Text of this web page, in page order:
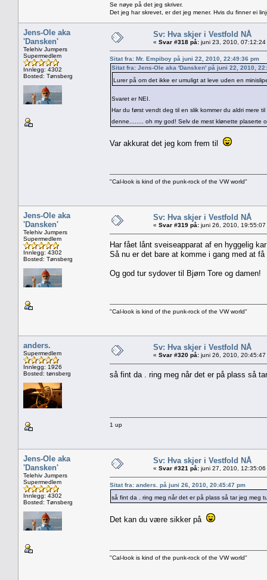
Se nøye på det jeg skriver.
Det jeg har skrevet, er det jeg mener. Hvis du finner ei
Jens-Ole aka
'Dansken'
Telehiv Jumpers
Supermedlem
Innlegg: 4302
Bosted: Tønsberg
Sv: Hva skjer i Vestfold NÅ
« Svar #318 på: juni 23, 2010, 07:12:24
Sitat fra: Mr. Empiboy på juni 22, 2010, 22:49:36 pm
Sitat fra: Jens-Ole aka 'Dansken' på juni 22, 2010,
Lurer på om det ikke er umuligt at leve uden en
Svaret er NEI.
Har du først vendt deg til en slik kommer du aldri mere
denne........ oh my god! Selv de mest klønette plaserte
Var akkurat det jeg kom frem til
"Cal-look is kind of the punk-rock of the VW world"
Jens-Ole aka
'Dansken'
Telehiv Jumpers
Supermedlem
Innlegg: 4302
Bosted: Tønsberg
Sv: Hva skjer i Vestfold NÅ
« Svar #319 på: juni 26, 2010, 19:55:07
Har fået lånt sveiseapparat af en hyggelig
Så nu er det bare at komme i gang med at
Og god tur sydover til Bjørn Tore og damen!
"Cal-look is kind of the punk-rock of the VW world"
anders.
Supermedlem
Innlegg: 1926
Bosted: tønsberg
Sv: Hva skjer i Vestfold NÅ
« Svar #320 på: juni 26, 2010, 20:45:47
så fint da . ring meg når det er på plass så
1 up
Jens-Ole aka
'Dansken'
Telehiv Jumpers
Supermedlem
Innlegg: 4302
Bosted: Tønsberg
Sv: Hva skjer i Vestfold NÅ
« Svar #321 på: juni 27, 2010, 12:35:06
Sitat fra: anders. på juni 26, 2010, 20:45:47 pm
så fint da . ring meg når det er på plass så tar jeg meg
Det kan du være sikker på
"Cal-look is kind of the punk-rock of the VW world"